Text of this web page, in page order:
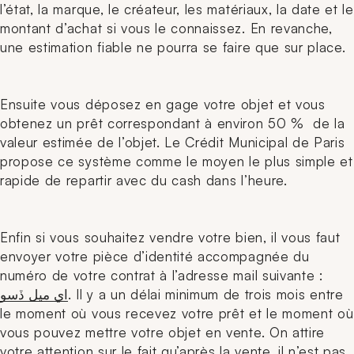
l’état, la marque, le créateur, les matériaux, la date et le
montant d’achat si vous le connaissez. En revanche,
une estimation fiable ne pourra se faire que sur place.
Ensuite vous déposez en gage votre objet et vous
obtenez un prêt correspondant à environ 50 % de la
valeur estimée de l’objet. Le Crédit Municipal de Paris
propose ce système comme le moyen le plus simple et
rapide de repartir avec du cash dans l’heure.
Enfin si vous souhaitez vendre votre bien, il vous faut
envoyer votre pièce d’identité accompagnée du
numéro de votre contrat à l’adresse mail suivante :
اي ميل ڏسو. Il y a un délai minimum de trois mois entre
le moment où vous recevez votre prêt et le moment où
vous pouvez mettre votre objet en vente. On attire